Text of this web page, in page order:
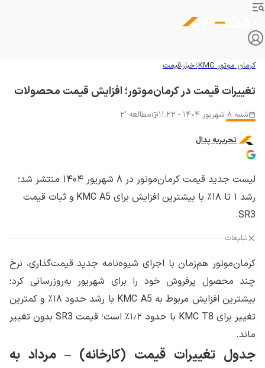
کرمان موتور KMC اخبارقیمت
تغییرات قیمت در کرمان‌موتور؛ افزایش قیمت محصولات
شنبه 8 شهریور 1404 - 11:22 مطالعه '2
تحریریه پدال
لیست جدید قیمت کرمان‌موتور در ۸ شهریور ۱۴۰۴ منتشر شد؛
رشد ۱ تا ۱۸٪ با بیشترین افزایش برای KMC A5 و ثبات قیمت
SR3.
تبلیغات
کرمان‌موتور هم‌زمان با اجرای شیوه‌نامه جدید قیمت‌گذاری، نرخ
چند محصول پرفروش خود را برای شهریور به‌روزرسانی کرد؛
بیشترین افزایش مربوط به KMC A5 با رشد حدود ۱۸٪ و کمترین
تغییر برای KMC T8 با حدود ۱٫۲٪ است؛ قیمت SR3 بدون تغییر
ماند.
جدول تغییرات قیمت (کارخانه) – مرداد به